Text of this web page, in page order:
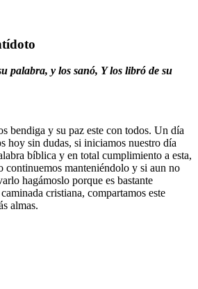
palabra, y los sanó, Y los libró de su
bendiga y su paz este con todos. Un día
hoy sin dudas, si iniciamos nuestro día
bíblica y en total cumplimiento a esta,
continuemos manteniéndolo y si aun no
hagámoslo porque es bastante
cristiana, compartamos este
almas.